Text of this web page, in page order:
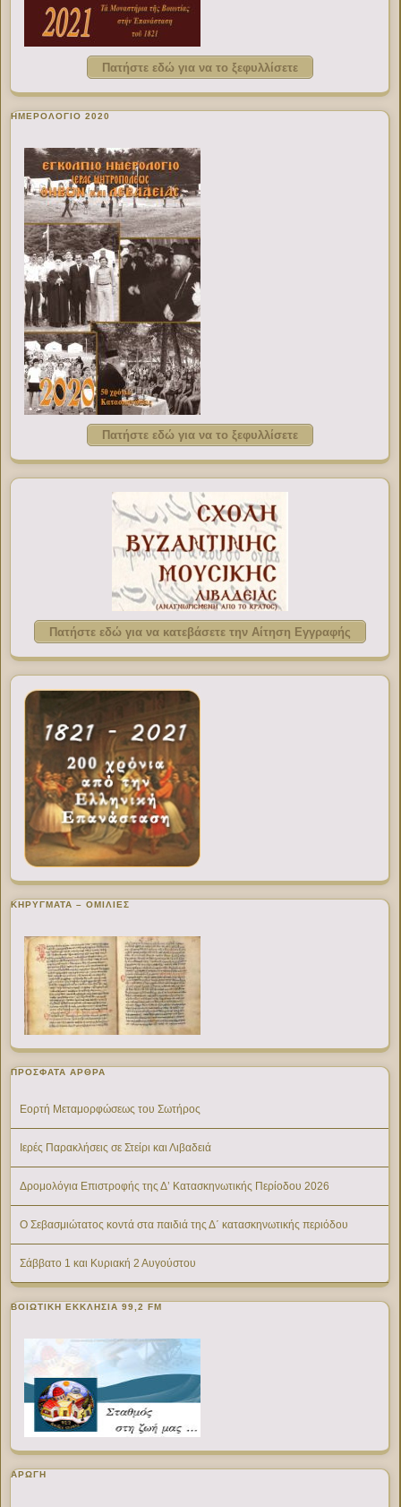
Πατήστε εδώ για να το ξεφυλλίσετε
ΗΜΕΡΟΛΟΓΙΟ 2020
Πατήστε εδώ για να το ξεφυλλίσετε
Πατήστε εδώ για να κατεβάσετε την Αίτηση Εγγραφής
ΚΗΡΥΓΜΑΤΑ – ΟΜΙΛΙΕΣ
ΠΡΌΣΦΑΤΑ ΆΡΘΡΑ
Εορτή Μεταμορφώσεως του Σωτήρος
Ιερές Παρακλήσεις σε Στείρι και Λιβαδειά
Δρομολόγια Επιστροφής της Δ’ Κατασκηνωτικής Περίοδου 2026
Ο Σεβασμιώτατος κοντά στα παιδιά της Δ΄ κατασκηνωτικής περιόδου
Σάββατο 1 και Κυριακή 2 Αυγούστου
ΒΟΙΩΤΙΚΉ ΕΚΚΛΗΣΊΑ 99,2 FM
ΑΡΩΓΗ